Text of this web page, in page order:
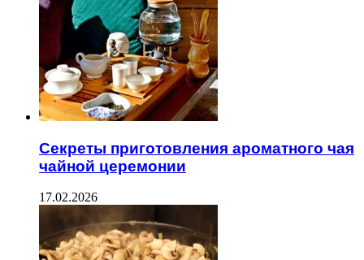
Секреты приготовления ароматного чая
чайной церемонии
17.02.2026